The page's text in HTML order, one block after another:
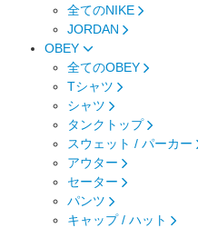
全てのNIKE
JORDAN
OBEY
全てのOBEY
Tシャツ
シャツ
タンクトップ
スウェット / パーカー
アウター
セーター
パンツ
キャップ / ハット